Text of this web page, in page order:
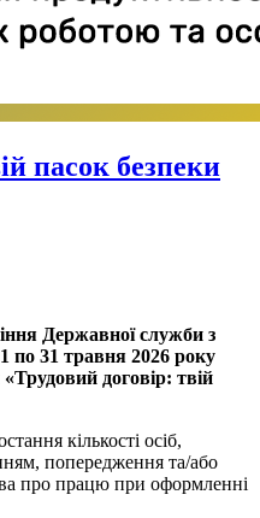
пасок безпеки
Державної служби з
по 31 травня 2026 року
договір: твій
кількості осіб,
попередження та/або
про працю при оформленні